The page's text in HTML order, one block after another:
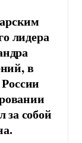
лидера
в
за собой